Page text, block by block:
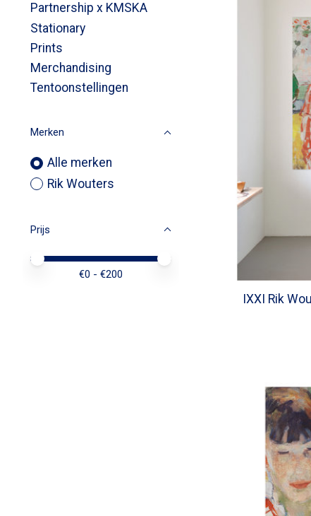
Partnership x KMSKA
Stationary
Prints
Merchandising
Tentoonstellingen
Merken
Alle merken
Rik Wouters
Prijs
Minimale prijswaarde
Price maximum value
€0 - €200
IXXI Rik